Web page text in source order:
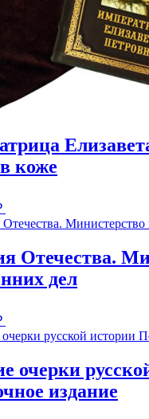
коже
Отечества.
дел
очерки
издание